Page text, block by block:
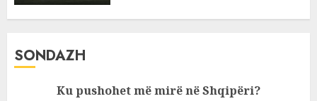
SONDAZH
Ku pushohet më mirë në Shqipëri?